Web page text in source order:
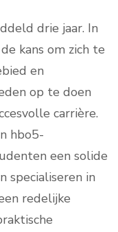
drie jaar. In
kans om zich te
en
op te doen
carrière.
hbo5-
een solide
specialiseren in
redelijke